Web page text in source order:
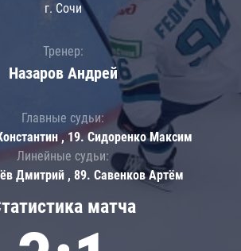
матча
г. Сочи
Тренер:
Назаров Андрей
Главные судьи:
, 19. Сидоренко Максим
Линейные судьи:
Дмитрий , 89. Савенков Артём